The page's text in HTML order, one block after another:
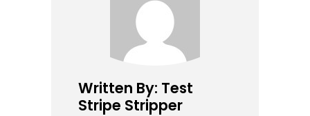
Written By: Test
Stripe Stripper